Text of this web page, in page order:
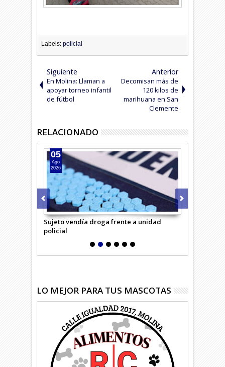
Labels:policial
Siguiente
En Molina: Llaman a
apoyar torneo infantil
de fútbol
Anterior
Decomisan más de
120 kilos de
marihuana en San
Clemente
RELACIONADO
Sujeto vendía droga frente a unidad
policial
05
Ago
2026
LO MEJOR PARA TUS MASCOTAS